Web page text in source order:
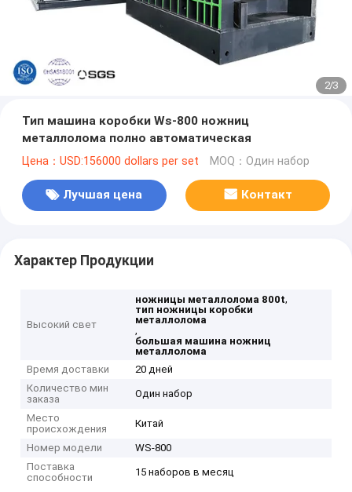
2/3
Тип машина коробки Ws-800 ножниц
металлолома полно автоматическая
Цена：USD:156000 dollars per set MOQ：Один набор
Лучшая цена Контакт
Характер Продукции
Высокий свет
ножницы металлолома 800t,
тип ножницы коробки
металлолома
,
большая машина ножниц
металлолома
Время доставки
20 дней
Количество мин
заказа
Один набор
Место
происхождения
Китай
Номер модели
WS-800
Поставка
способности
15 наборов в месяц